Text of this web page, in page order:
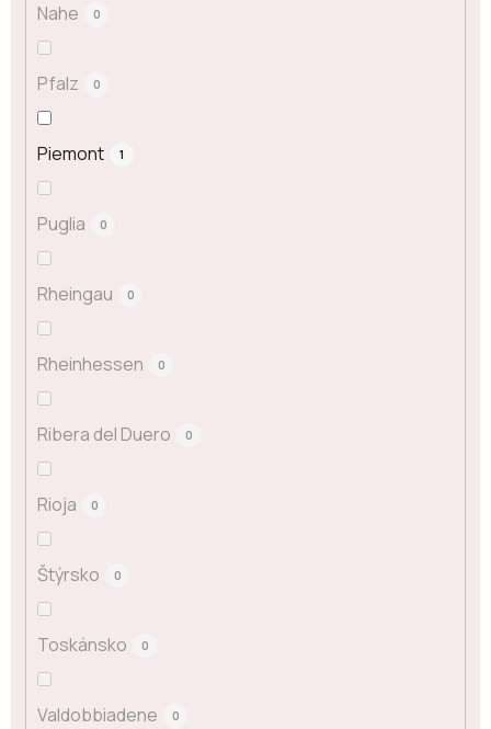
Nahe 0
Pfalz 0
Piemont 1
Puglia 0
Rheingau 0
Rheinhessen 0
Ribera del Duero 0
Rioja 0
Štýrsko 0
Toskánsko 0
Valdobbiadene 0